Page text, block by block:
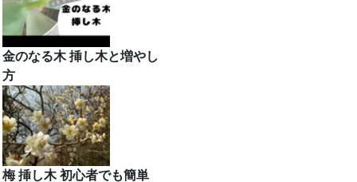
金のなる木 挿し木と増やし
方
梅 挿し木 初心者でも簡単